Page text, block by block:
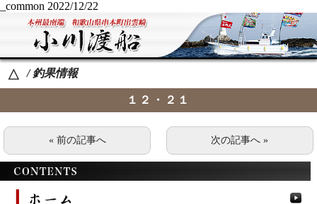
_common 2022/12/22
△ / 釣果情報
１２・２１
« 前の記事へ 次の記事へ »